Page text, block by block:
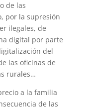
de las
por la supresión
ilegales, de
digital por parte
del
las oficinas de
rurales…
a la familia
de las